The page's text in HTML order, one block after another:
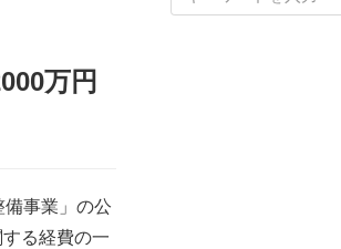
万円
事業」の公
る経費の一